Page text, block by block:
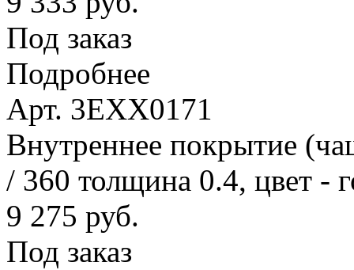
Под заказ
Подробнее
Арт. 3EXX0171
Внутреннее покрытие
/ 360 толщина 0.4, цвет -
9 275 руб.
Под заказ